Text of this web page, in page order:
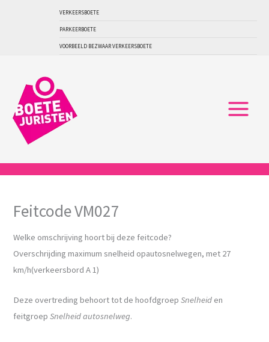
VERKEERSBOETE
PARKEERBOETE
VOORBEELD BEZWAAR VERKEERSBOETE
Feitcode VM027
Welke omschrijving hoort bij deze feitcode?
Overschrijding maximum snelheid opautosnelwegen, met 27
km/h(verkeersbord A 1)
Deze overtreding behoort tot de hoofdgroepSnelheid en
feitgroepSnelheid autosnelweg.